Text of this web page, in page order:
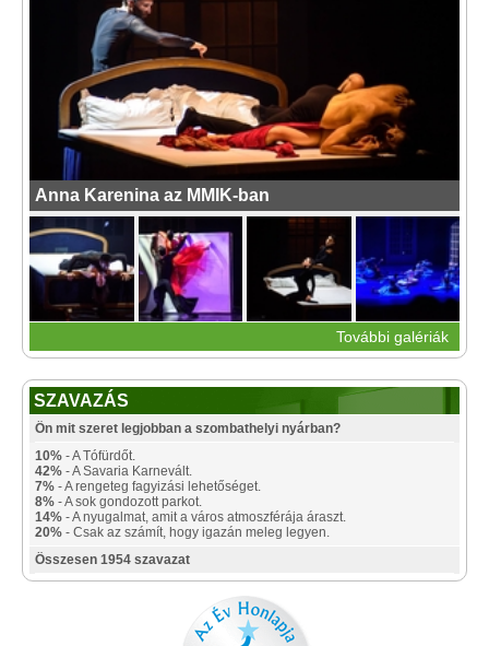
Anna Karenina az MMIK-ban
További galériák
SZAVAZÁS
Ön mit szeret legjobban a szombathelyi nyárban?
10% - A Tófürdőt.
42% - A Savaria Karnevált.
7% - A rengeteg fagyizási lehetőséget.
8% - A sok gondozott parkot.
14% - A nyugalmat, amit a város atmoszférája áraszt.
20% - Csak az számít, hogy igazán meleg legyen.
Összesen 1954 szavazat